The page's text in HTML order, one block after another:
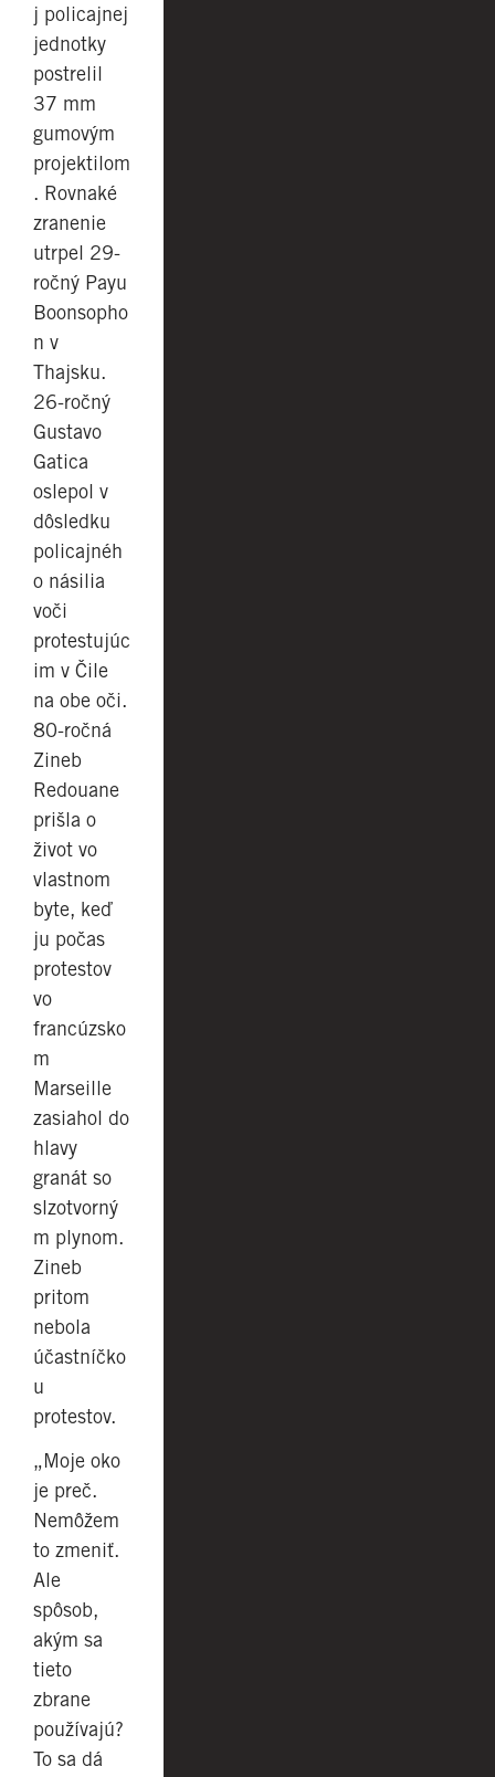
j policajnej
jednotky
postrelil
37 mm
gumovým
projektilom
. Rovnaké
zranenie
utrpel 29-
ročný Payu
Boonsopho
n v
Thajsku.
26-ročný
Gustavo
Gatica
oslepol v
dôsledku
policajnéh
o násilia
voči
protestujúc
im v Čile
na obe oči.
80-ročná
Zineb
Redouane
prišla o
život vo
vlastnom
byte, keď
ju počas
protestov
vo
francúzsko
m
Marseille
zasiahol do
hlavy
granát so
slzotvorný
m plynom.
Zineb
pritom
nebola
účastníčko
u
protestov.
„Moje oko
je preč.
Nemôžem
to zmeniť.
Ale
spôsob,
akým sa
tieto
zbrane
používajú?
To sa dá